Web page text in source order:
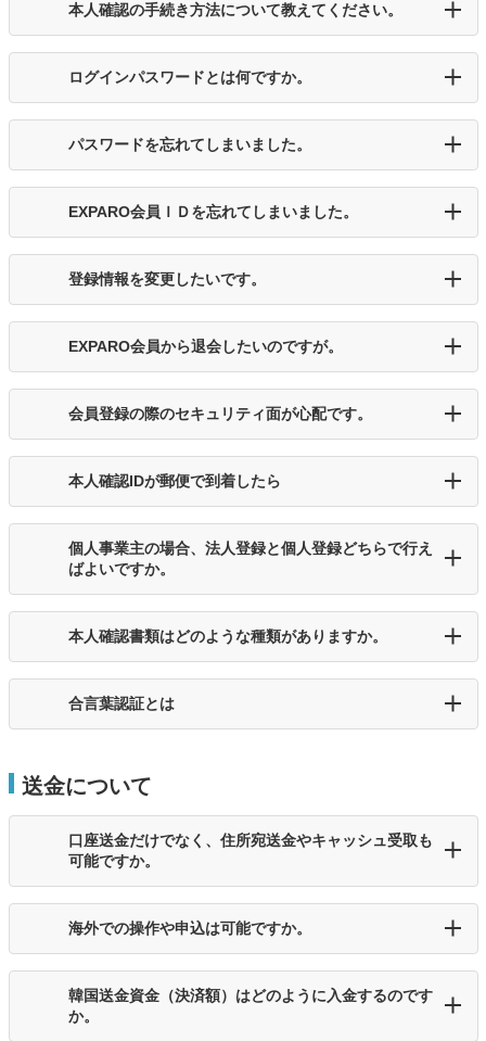
本人確認の手続き方法について教えてください。
ログインパスワードとは何ですか。
パスワードを忘れてしまいました。
EXPARO会員ＩＤを忘れてしまいました。
登録情報を変更したいです。
EXPARO会員から退会したいのですが。
会員登録の際のセキュリティ面が心配です。
本人確認IDが郵便で到着したら
個人事業主の場合、法人登録と個人登録どちらで行え
ばよいですか。
本人確認書類はどのような種類がありますか。
合言葉認証とは
送金について
口座送金だけでなく、住所宛送金やキャッシュ受取も
可能ですか。
海外での操作や申込は可能ですか。
韓国送金資金（決済額）はどのように入金するのです
か。